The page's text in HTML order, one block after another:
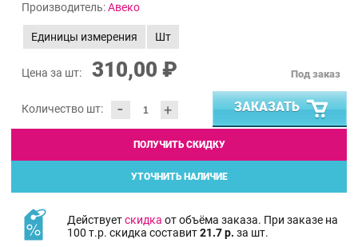
Производитель:Авеко
Единицы измерения Шт
Цена за шт: 310,00 ₽
Количество шт: - +
Под заказ
ЗАКАЗАТЬ
ПОЛУЧИТЬ СКИДКУ
УТОЧНИТЬ НАЛИЧИЕ
Действуетскидка от объёма заказа. При заказе на
100 т.р. скидка составит21.7 р. за шт.